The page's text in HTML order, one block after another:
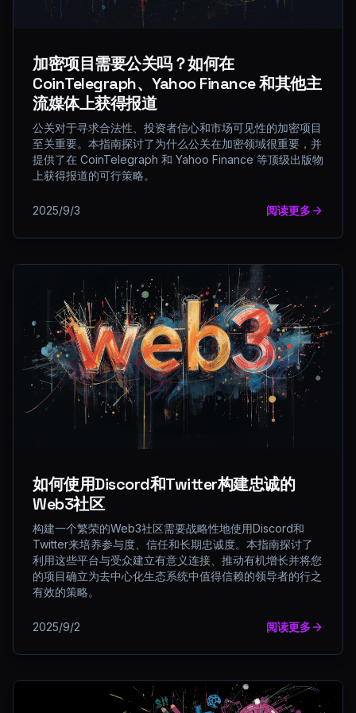
加密项目需要公关吗？如何在
CoinTelegraph、Yahoo Finance 和其他主
流媒体上获得报道
公关对于寻求合法性、投资者信心和市场可见性的加密项目
至关重要。本指南探讨了为什么公关在加密领域很重要，并
提供了在 CoinTelegraph 和 Yahoo Finance 等顶级出版物
上获得报道的可行策略。
2025/9/3 阅读更多
如何使用Discord和Twitter构建忠诚的
Web3社区
构建一个繁荣的Web3社区需要战略性地使用Discord和
Twitter来培养参与度、信任和长期忠诚度。本指南探讨了
利用这些平台与受众建立有意义连接、推动有机增长并将您
的项目确立为去中心化生态系统中值得信赖的领导者的行之
有效的策略。
2025/9/2 阅读更多